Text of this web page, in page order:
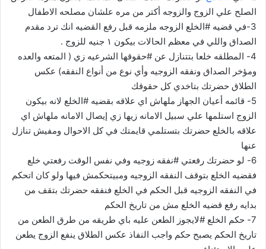
الصلح علي الزوج والزوجه أكتر من مره علشان مصلحه الاطفال
3-في قضيه #الخلع الزوجه ملزمه قبل رفع القضيه انك ترد مقدم
الصداق واللي في معظم الحالات بيكون ١ جنيه للزوج .
4- المطلقه خلعا بتتنازل عن #حقوقها الشرعيه زي ( المتعه والعده
ومؤخر الصداق ونفقه الزوجيه وأي نوع من أنواع النفقه) عكس
الطلاق حضرتك بتاخدي كل حقوقك
5- قائمه أعيان الجهاز ملهاش اي علاقه بقضيه #الخلع لانه بيكون
الزوج استلمها علي سبيل الامانه زيها زي إيصال الامانه ملهاش اي
علاقه بالخلع حضرتك بتستلمي قايمتك في كل الاحوال ومفيش تنازل
عنها
6- لو حضرتك رفعتي #نفقه زوجيه وفي نفس الوقت رفعتي خلع
فقضيه الخلع بتوقف النفقه الزوجيه ومبيتحكمش فيها ولو كان اتحكم
في النفقه الزوجيه قبل الحكم في الخلع فنفقه حضرتك بتقف من
بدايه رفع قضيه الخلع مش من تاريخ الحكم
7- حكم الخلع #لايجوز الطعن عليه باي طريقه من طرق الطعن من
تاريخ الحكم يصبح حكم واجب النفاذ عكس الطلاق ينفع الزوج يطعن